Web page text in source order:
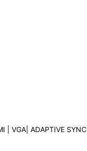
| VGA| ADAPTIVE SYNC